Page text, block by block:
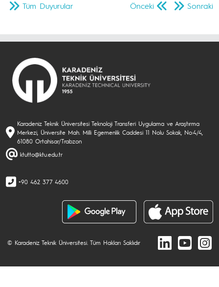
Önceki Sonraki
Tüm Duyurular
Karadeniz Teknik Üniversitesi Teknoloji Transferi Uygulama ve Araştırma
Merkezi, Üniversite Mah. Milli Egemenlik Caddesi 11 Nolu Sokak, No:4/4,
61080 Ortahisar/Trabzon
ktutto@ktu.edu.tr
+90 462 377 4600
© Karadeniz Teknik Üniversitesi. Tüm Hakları Saklıdır